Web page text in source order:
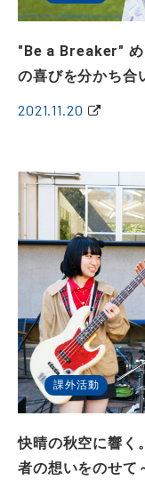
"Be a Breaker" め
の喜びを分かち合
2021.11.20
課外活動
快晴の秋空に響く
者の想いをのせて